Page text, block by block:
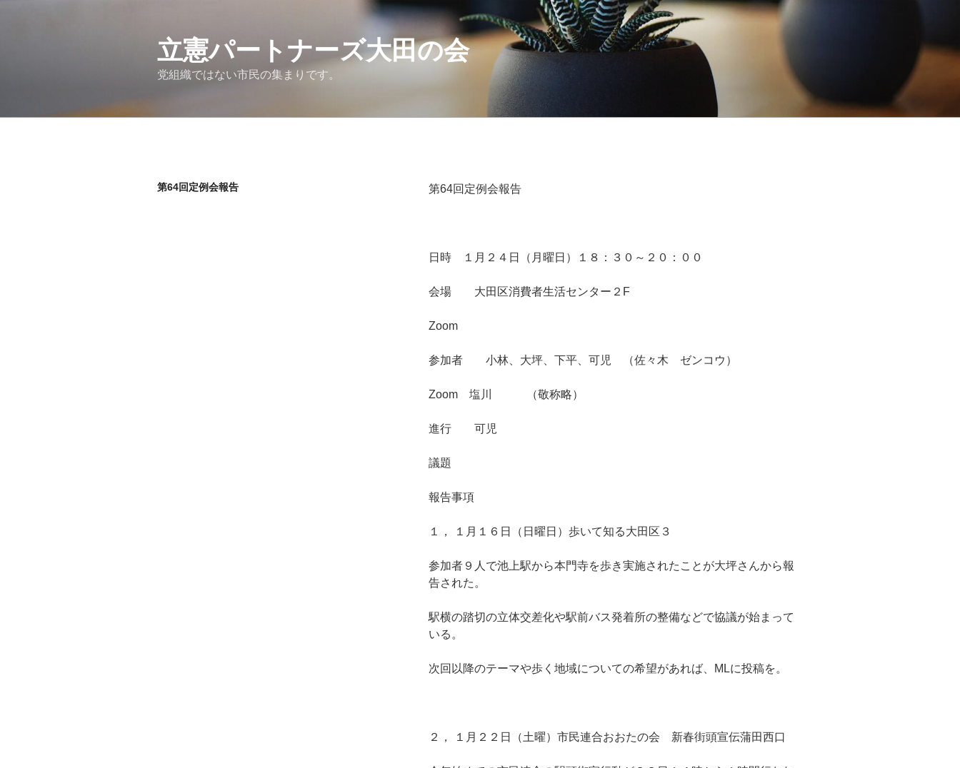
立憲パートナーズ大田の会
党組織ではない市民の集まりです。
第64回定例会報告 第64回定例会報告
日時 １月２４日（月曜日）１８：３０～２０：００
会場 大田区消費者生活センター２F
Zoom
参加者 小林、大坪、下平、可児 （佐々木 ゼンコウ）
Zoom 塩川 （敬称略）
進行 可児
議題
報告事項
１， １月１６日（日曜日）歩いて知る大田区３
参加者９人で池上駅から本門寺を歩き実施されたことが大坪さんから報
告された。
駅横の踏切の立体交差化や駅前バス発着所の整備などで協議が始まって
いる。
次回以降のテーマや歩く地域についての希望があれば、MLに投稿を。
２， １月２２日（土曜）市民連合おおたの会 新春街頭宣伝蒲田西口